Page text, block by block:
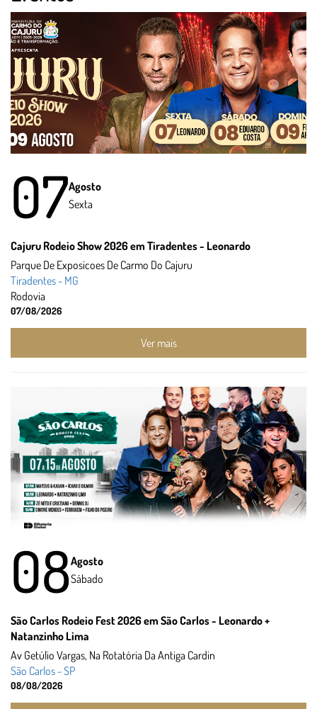
07Agosto
Sexta
Cajuru Rodeio Show 2026 em Tiradentes - Leonardo
Parque De Exposicoes De Carmo Do Cajuru
Tiradentes - MG
Rodovia
07/08/2026
Ver mais
08Agosto
Sábado
São Carlos Rodeio Fest 2026 em São Carlos - Leonardo +
Natanzinho Lima
Av Getúlio Vargas, Na Rotatória Da Antiga Cardin
São Carlos - SP
08/08/2026